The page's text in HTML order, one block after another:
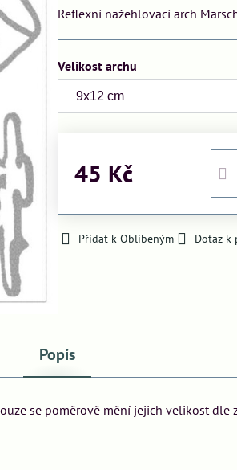
Reflexní nažehlovací arch
Velikost archu
45 Kč
Přidat k Oblíbeným Dotaz k
Popis
se poměrově mění jejich velikost dle